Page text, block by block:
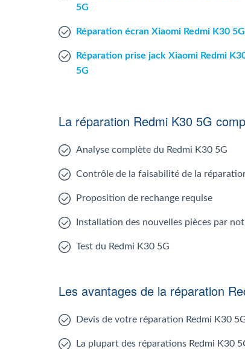
5G
Réparation écran Xiaomi Redmi K30 5G
Réparation prise jack Xiaomi Redmi
5G
La réparation Redmi K30 5G
Analyse complète du Redmi K30 5G
Contrôle de la faisabilité de la
Proposition de rechange requise
Installation des nouvelles pièces par
Test du Redmi K30 5G
Les avantages de la réparation
Devis de votre réparation Redmi K30
La plupart des réparations Redmi K30